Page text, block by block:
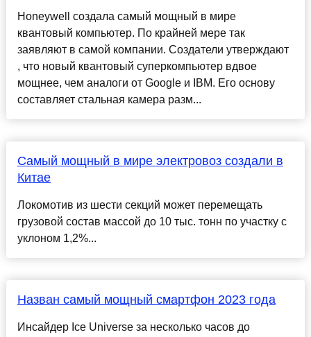
Honeywell создала самый мощный в мире
квантовый компьютер. По крайней мере так
заявляют в самой компании. Создатели утверждают
, что новый квантовый суперкомпьютер вдвое
мощнее, чем аналоги от Google и IBM. Его основу
составляет стальная камера разм...
Самый мощный в мире электровоз создали в
Китае
Локомотив из шести секций может перемещать
грузовой состав массой до 10 тыс. тонн по участку с
уклоном 1,2%...
Назван самый мощный смартфон 2023 года
Инсайдер Ice Universe за несколько часов до